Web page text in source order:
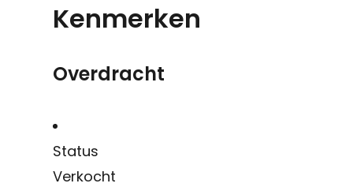
Kenmerken
Overdracht
Status
Verkocht